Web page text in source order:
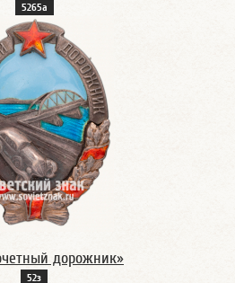
5265а
дорожник»
52з